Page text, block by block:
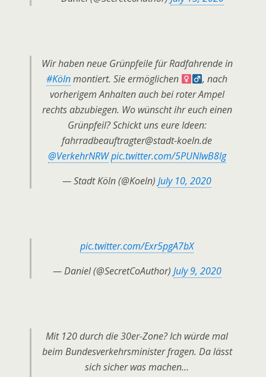
Wir haben neue Grünpfeile für Radfahrende in
#Kölnmontiert. Sie ermöglichen ‍
, nach
vorherigem Anhalten auch bei roter Ampel
rechts abzubiegen. Wo wünscht ihr euch einen
Grünpfeil? Schickt uns eure Ideen:
fahrradbeauftragter@stadt-koeln.de
@VerkehrNRW pic.twitter.com/5PUNIwB8Ig
— Stadt Köln (@Koeln) July 10, 2020
pic.twitter.com/Exr5pgA7bX
— Daniel (@SecretCoAuthor) July 9, 2020
Mit 120 durch die 30er-Zone? Ich würde mal
beim Bundesverkehrsminister fragen. Da lässt
sich sicher was machen…